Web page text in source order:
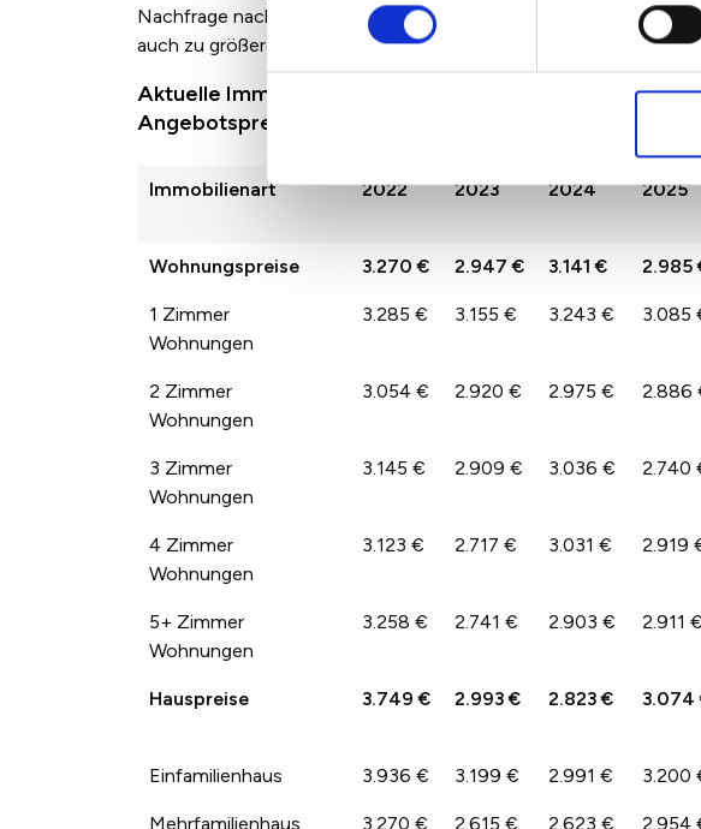
Nachfrage nach den jeweiligen Immobilienarten in Rodgau
auch zu größeren Sprüngen der Preise von Jahr zu Jahr kommen.
Aktuelle Immobilienpreise in Rodgau Nieder-Roden pro
Angebotspreisen
Immobilienart 2022 2023 2024 2025
Wohnungspreise 3.270 € 2.947 € 3.141 € 2.985
1 Zimmer
Wohnungen
3.285 € 3.155 € 3.243 € 3.085
2 Zimmer
Wohnungen
3.054 € 2.920 € 2.975 € 2.886
3 Zimmer
Wohnungen
3.145 € 2.909 € 3.036 € 2.740
4 Zimmer
Wohnungen
3.123 € 2.717 € 3.031 € 2.919
5+ Zimmer
Wohnungen
3.258 € 2.741 € 2.903 € 2.911 €
Hauspreise 3.749 € 2.993 € 2.823 € 3.074
Einfamilienhaus 3.936 € 3.199 € 2.991 € 3.200
Mehrfamilienhaus 3.270 € 2.615 € 2.623 € 2.954